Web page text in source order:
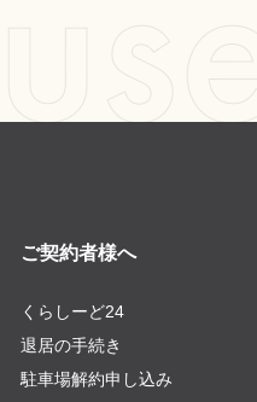
ご契約者様へ
くらしーど24
退居の手続き
駐車場解約申し込み